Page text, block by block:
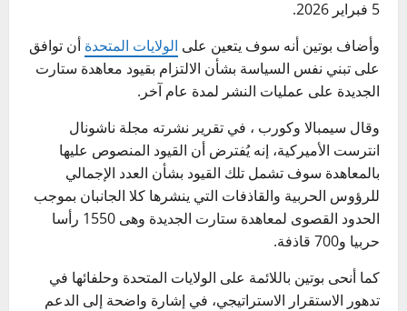
5 فبراير 2026.
وأضاف بوتين أنه سوف يتعين على الولايات المتحدة أن توافق
على تبني نفس السياسة بشأن الالتزام بقيود معاهدة ستارت
الجديدة على عمليات النشر لمدة عام آخر.
وقال سيمبالا وكورب ، في تقرير نشرته مجلة ناشونال
انترست الأميركية، إنه يُفترض أن القيود المنصوص عليها
بالمعاهدة سوف تشمل تلك القيود بشأن العدد الإجمالي
للرؤوس الحربية والقاذفات التي ينشرها كلا الجانبان بموجب
الحدود القصوى لمعاهدة ستارت الجديدة وهى 1550 رأسا
حربيا و700 قاذفة.
كما أنحى بوتين باللائمة على الولايات المتحدة وحلفائها في
تدهور الاستقرار الاستراتيجي، في إشارة واضحة إلى الدعم